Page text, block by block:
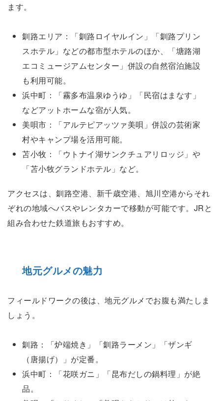
ます。
釧路エリア：「釧路ロイヤルイン」「釧路プリン
スホテル」などの都市型ホテルのほか、「塘路湖
エコミュージアムセンター」併設の自然宿泊施設
も利用可能。
浜中町：「霧多布温泉ゆうゆ」「民宿はまなす」
などアットホームな宿が人気。
美唄市：「アルテピアッツァ美唄」併設の芸術家
村やキャンプ場を活用可能。
苫小牧：「ウトナイ湖サンクチュアリロッジ」や
「苫小牧グランドホテル」など。
アクセスは、釧路空港、新千歳空港、旭川空港からそれ
ぞれの地域へバスやレンタカーで移動が可能です。JRと
組み合わせた鉄道旅もおすすめ。
地元グルメの魅力
フィールドワークの後は、地元グルメでお腹も満たしま
しょう。
釧路：「炉端焼き」「釧路ラーメン」「ザンギ
（唐揚げ）」が定番。
浜中町：「花咲ガニ」「昆布だしの鍋料理」が絶
品。